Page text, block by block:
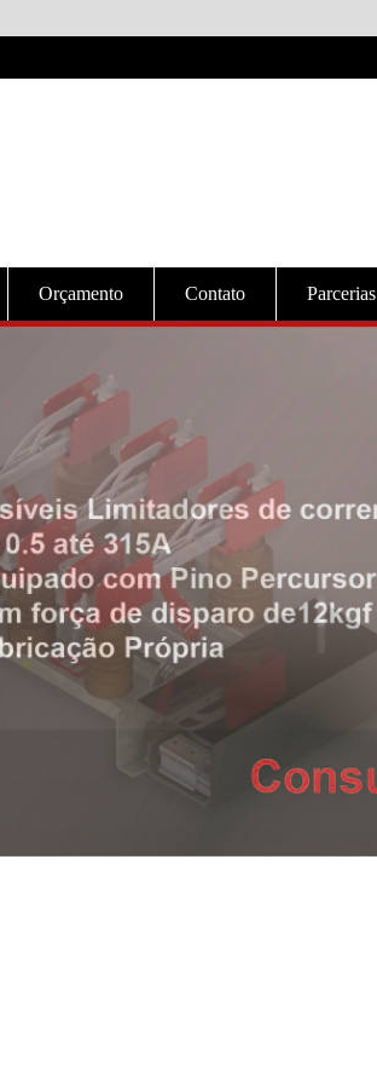
Orçamento Contato Parcerias